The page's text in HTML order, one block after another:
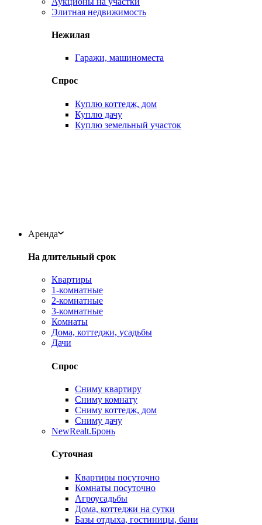
Элитная недвижимость
Нежилая
Гаражи, машиноместа
Спрос
Куплю коттедж, дом
Куплю дачу
Куплю земельный участок
Аренда
На длительный срок
Квартиры
1-комнатные
2-комнатные
3-комнатные
Комнаты
Дома, коттеджи, усадьбы
Дачи
Спрос
Сниму квартиру
Сниму комнату
Сниму коттедж, дом
Сниму дачу
NewRealt.Бронь
Суточная
Квартиры посуточно
Комнаты посуточно
Агроусадьбы
Дома, коттеджи на сутки
Базы отдыха, гостиницы, бани